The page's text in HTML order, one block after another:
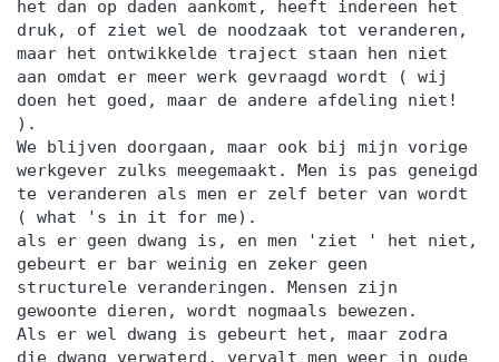
het dan op daden aankomt, heeft indereen het
druk, of ziet wel de noodzaak tot veranderen,
maar het ontwikkelde traject staan hen niet
aan omdat er meer werk gevraagd wordt ( wij
doen het goed, maar de andere afdeling niet!
).
We blijven doorgaan, maar ook bij mijn vorige
werkgever zulks meegemaakt. Men is pas geneigd
te veranderen als men er zelf beter van wordt
( what 's in it for me).
als er geen dwang is, en men 'ziet ' het niet,
gebeurt er bar weinig en zeker geen
structurele veranderingen. Mensen zijn
gewoonte dieren, wordt nogmaals bewezen.
Als er wel dwang is gebeurt het, maar zodra
die dwang verwaterd, vervalt men weer in oude